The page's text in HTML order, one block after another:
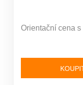
Orientační cena s